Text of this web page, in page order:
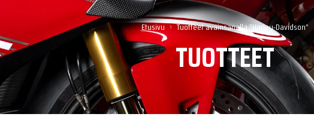
Etusivu › Tuotteet avainsanalla “Harley-Davidson”
TUOTTEET